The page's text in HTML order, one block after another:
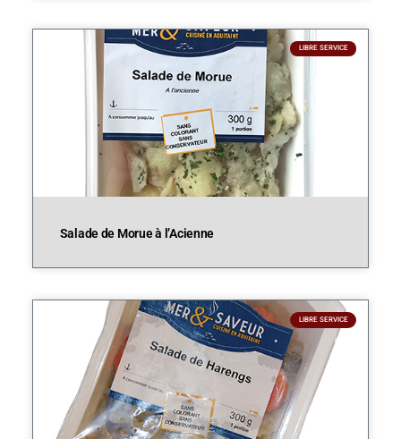
LIBRE SERVICE
Salade de Morue à l’Acienne
LIBRE SERVICE